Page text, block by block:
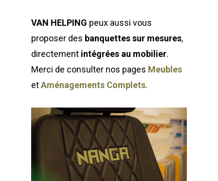
VAN HELPING peux aussi vous
proposer des banquettes sur mesures,
directement intégrées au mobilier.
Merci de consulter nos pages Meubles
etAménagements Complets.